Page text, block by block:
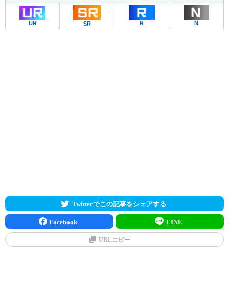
UR SR R N
Twitterでこの記事をシェアする
Facebook LINE
URLコピー